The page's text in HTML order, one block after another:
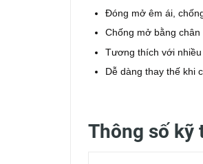
Đóng mở êm ái,
Chống mở bằng
Tương thích với
Dễ dàng thay thế khi
Thông số kỹ